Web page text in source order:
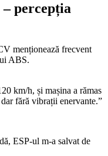
percepția
menționează frecvent
ABS.
km/h, și mașina a rămas
fără vibrații enervante.”
ESP-ul m-a salvat de